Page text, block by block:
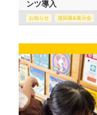
ンツ導入
お知らせ 巡回展&展示会